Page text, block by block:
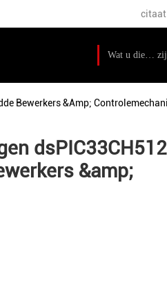
citaat
Bewerkers &amp;
&amp;